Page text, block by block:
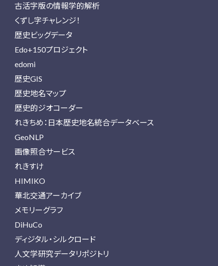
古活字版の情報学的解析
くずし字チャレンジ！
歴史ビッグデータ
Edo+150プロジェクト
edomi
歴史GIS
歴史地名マップ
歴史的ジオコーダー
れきちめ：日本歴史地名統合データベース
GeoNLP
画像照合サービス
れきすけ
HIMIKO
華北交通アーカイブ
メモリーグラフ
DiHuCo
ディジタル・シルクロード
人文学研究データリポジトリ